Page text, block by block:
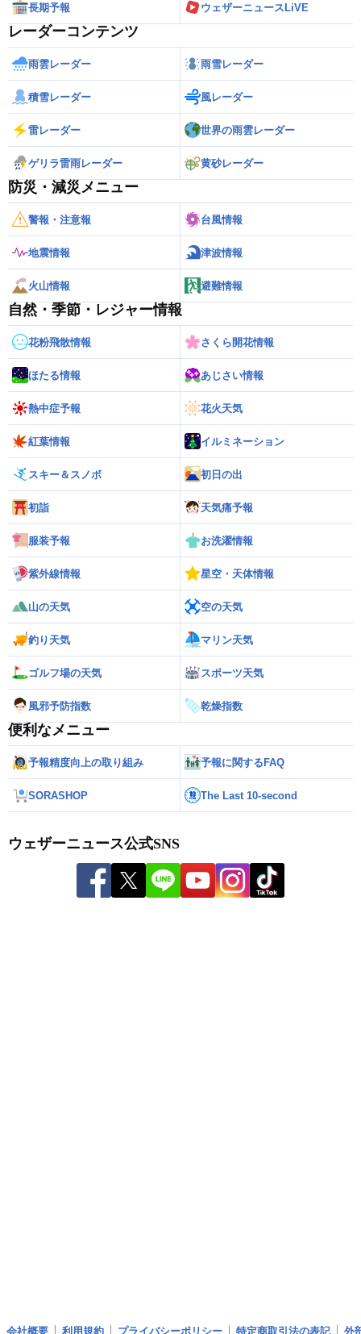
長期予報 ウェザーニュースLiVE
レーダーコンテンツ
雨雲レーダー 雨雪レーダー
積雪レーダー 風レーダー
雷レーダー 世界の雨雲レーダー
ゲリラ雷雨レーダー 黄砂レーダー
防災・減災メニュー
警報・注意報 台風情報
地震情報 津波情報
火山情報 避難情報
自然・季節・レジャー情報
花粉飛散情報 さくら開花情報
ほたる情報 あじさい情報
熱中症予報 花火天気
紅葉情報 イルミネーション
スキー＆スノボ 初日の出
初詣 天気痛予報
服装予報 お洗濯情報
紫外線情報 星空・天体情報
山の天気 空の天気
釣り天気 マリン天気
ゴルフ場の天気 スポーツ天気
風邪予防指数 乾燥指数
便利なメニュー
予報精度向上の取り組み 予報に関するFAQ
SORASHOP The Last 10-second
ウェザーニュース公式SNS
会社概要 利用規約 プライバシーポリシー 特定商取引法の表記 外